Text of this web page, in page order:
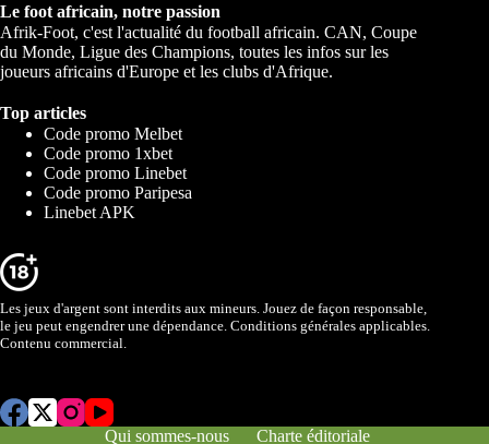
Le foot africain, notre passion
Afrik-Foot, c'est l'actualité du football africain. CAN, Coupe
du Monde, Ligue des Champions, toutes les infos sur les
joueurs africains d'Europe et les clubs d'Afrique.
Top articles
Code promo Melbet
Code promo 1xbet
Code promo Linebet
Code promo Paripesa
Linebet APK
Les jeux d'argent sont interdits aux mineurs. Jouez de façon responsable,
le jeu peut engendrer une dépendance. Conditions générales applicables.
Contenu commercial.
Qui sommes-nous Charte éditoriale